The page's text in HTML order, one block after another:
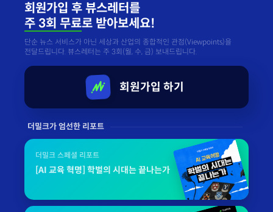
회원가입 후 뷰스레터를
주 3회 무료로 받아보세요!
단순 뉴스 서비스가 아닌 세상과 산업의 종합적인 관점(Viewpoints)을
전달드립니다. 뷰스레터는 주 3회(월, 수, 금) 보내드립니다.
회원가입 하기
더밀크가 엄선한 리포트
더밀크 스페셜 리포트
[AI 교육 혁명] 학벌의 시대는 끝나는가